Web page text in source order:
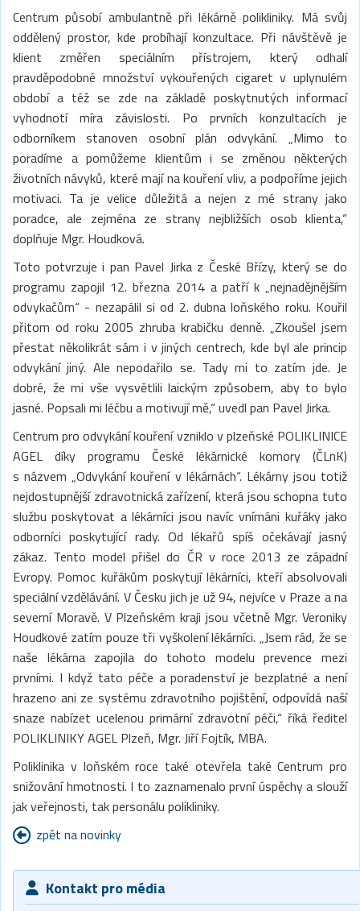
Centrum působí ambulantně při lékárně polikliniky. Má svůj
oddělený prostor, kde probíhají konzultace. Při návštěvě je
klient změřen speciálním přístrojem, který odhalí
pravděpodobné množství vykouřených cigaret v uplynulém
období a též se zde na základě poskytnutých informací
vyhodnotí míra závislosti. Po prvních konzultacích je
odborníkem stanoven osobní plán odvykání. „Mimo to
poradíme a pomůžeme klientům i se změnou některých
životních návyků, které mají na kouření vliv, a podpoříme jejich
motivaci. Ta je velice důležitá a nejen z mé strany jako
poradce, ale zejména ze strany nejbližších osob klienta,“
doplňuje Mgr. Houdková.
Toto potvrzuje i pan Pavel Jirka z České Břízy, který se do
programu zapojil 12. března 2014 a patří k „nejnadějnějším
odvykačům“ - nezapálil si od 2. dubna loňského roku. Kouřil
přitom od roku 2005 zhruba krabičku denně. „Zkoušel jsem
přestat několikrát sám i v jiných centrech, kde byl ale princip
odvykání jiný. Ale nepodařilo se. Tady mi to zatím jde. Je
dobré, že mi vše vysvětlili laickým způsobem, aby to bylo
jasné. Popsali mi léčbu a motivují mě,“ uvedl pan Pavel Jirka.
Centrum pro odvykání kouření vzniklo v plzeňské POLIKLINICE
AGEL díky programu České lékárnické komory (ČLnK)
s názvem „Odvykání kouření v lékárnách“. Lékárny jsou totiž
nejdostupnější zdravotnická zařízení, která jsou schopna tuto
službu poskytovat a lékárníci jsou navíc vnímáni kuřáky jako
odborníci poskytující rady. Od lékařů spíš očekávají jasný
zákaz. Tento model přišel do ČR v roce 2013 ze západní
Evropy. Pomoc kuřákům poskytují lékárníci, kteří absolvovali
speciální vzdělávání. V Česku jich je už 94, nejvíce v Praze a na
severní Moravě. V Plzeňském kraji jsou včetně Mgr. Veroniky
Houdkové zatím pouze tři vyškolení lékárníci. „Jsem rád, že se
naše lékárna zapojila do tohoto modelu prevence mezi
prvními. I když tato péče a poradenství je bezplatné a není
hrazeno ani ze systému zdravotního pojištění, odpovídá naší
snaze nabízet ucelenou primární zdravotní péči,“ říká ředitel
POLIKLINIKY AGEL Plzeň, Mgr. Jiří Fojtík, MBA.
Poliklinika v loňském roce také otevřela také Centrum pro
snižování hmotnosti. I to zaznamenalo první úspěchy a slouží
jak veřejnosti, tak personálu polikliniky.
zpět na novinky
Kontakt pro média